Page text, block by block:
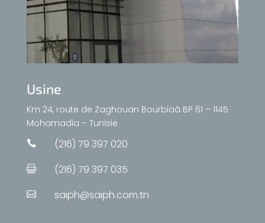
Usine
Km 24, route de Zaghouan Bourbiaâ BP 61 – 1145
Mohamadia – Tunisie
 (216) 79 397 020
 (216) 79 397 035
 saiph@saiph.com.tn